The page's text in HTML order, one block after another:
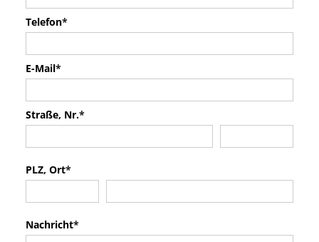
Telefon*
E-Mail*
Straße, Nr.*
PLZ, Ort*
Nachricht*